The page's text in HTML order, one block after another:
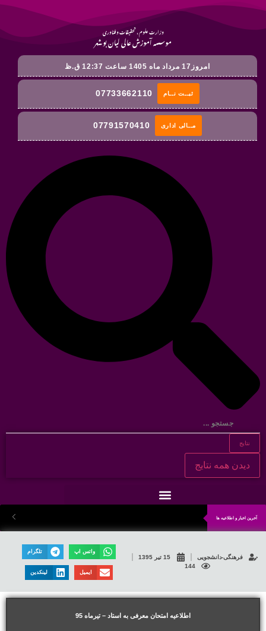
وزارت علوم ، تحقیقات و فناوری
موسسه آموزش عالی لیان بوشهر
امروز17 مرداد ماه 1405 ساعت 12:37 ق.ظ
07733662110 ثبــت نــام
07791570410 مــالی اداری
نتایج
دیدن همه نتایج
آخرین اخبار و اطلاعیه ها
فرهنگی-دانشجویی
15 تیر 1395
144
واتس اپ تلگرام
ایمیل لینکدین
اطلاعیه امتحان معرفی به استاد – تیرماه 95